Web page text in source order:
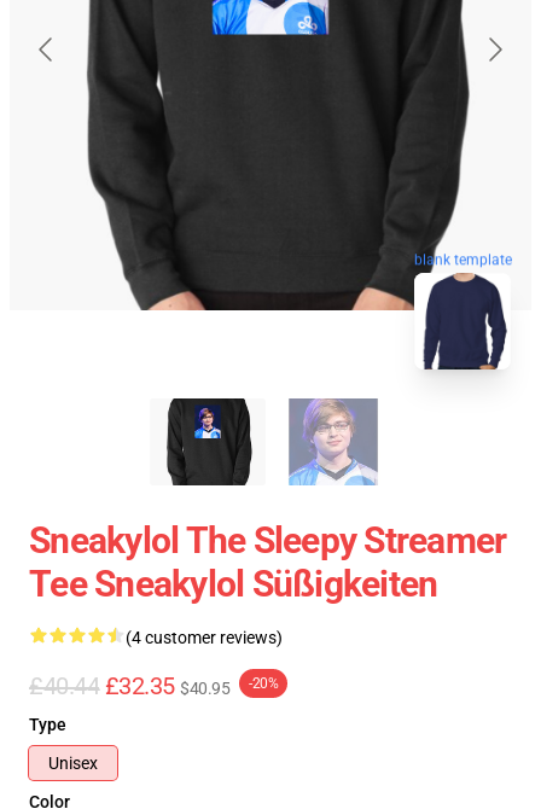
blank template
Sneakylol The Sleepy Streamer
Tee Sneakylol Süßigkeiten
(4 customer reviews)
£40.44 £32.35 $40.95 -20%
Type
Unisex
Color